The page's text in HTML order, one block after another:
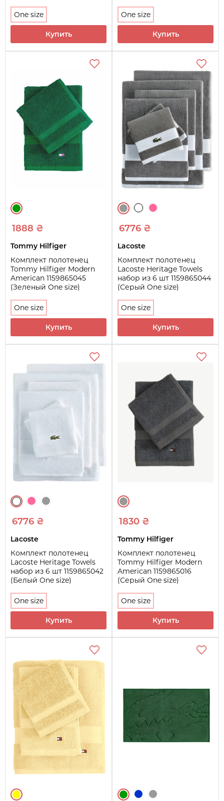
One size
Купить
One size
Купить
1888 ₴
Tommy Hilfiger
Комплект полотенец
Tommy Hilfiger Modern
American 1159865045
(Зеленый One size)
One size
Купить
6776 ₴
Lacoste
Комплект полотенец
Lacoste Heritage Towels
набор из 6 шт 1159865044
(Серый One size)
One size
Купить
6776 ₴
Lacoste
Комплект полотенец
Lacoste Heritage Towels
набор из 6 шт 1159865042
(Белый One size)
One size
Купить
1830 ₴
Tommy Hilfiger
Комплект полотенец
Tommy Hilfiger Modern
American 1159865016
(Серый One size)
One size
Купить